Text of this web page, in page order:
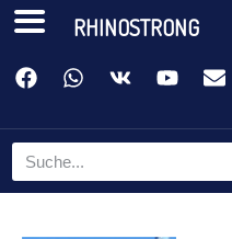
RHINOSTRONG